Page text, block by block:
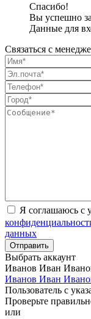
Спасибо!
Вы успешно
Данные для
Связаться с
Я соглашаюсь с
данных
Выбрать аккаунт
Иванов Иван
Иванов Иван
Пользователь с
Проверьте
или